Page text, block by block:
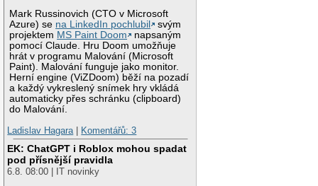
Mark Russinovich (CTO v Microsoft
Azure) se na LinkedIn pochlubil
svým
projektem MS Paint Doom
napsaným
pomocí Claude. Hru Doom umožňuje
hrát v programu Malování (Microsoft
Paint). Malování funguje jako monitor.
Herní engine (ViZDoom) běží na pozadí
a každý vykreslený snímek hry vkládá
automaticky přes schránku (clipboard)
do Malování.
Ladislav Hagara
Komentářů: 3
EK: ChatGPT i Roblox mohou spadat
pod přísnější pravidla
6.8. 08:00 | IT novinky